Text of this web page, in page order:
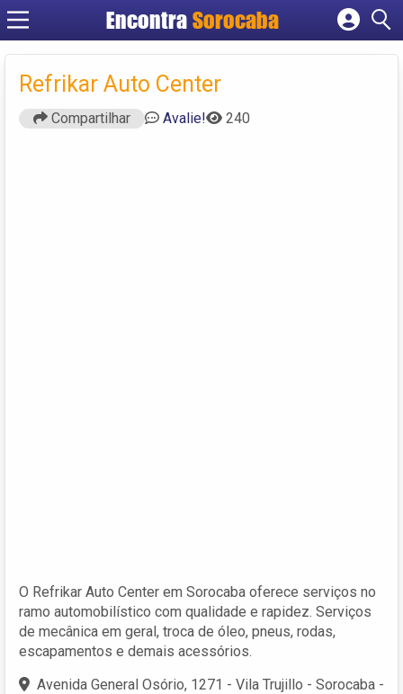
EncontraSorocaba
Cadastrar empresa
Criar conta
Refrikar Auto Center
Compartilhar Avalie! 240
O Refrikar Auto Center em Sorocaba oferece serviços no
ramo automobilístico com qualidade e rapidez. Serviços
de mecânica em geral, troca de óleo, pneus, rodas,
escapamentos e demais acessórios.
Avenida General Osório, 1271 - Vila Trujillo - Sorocaba -